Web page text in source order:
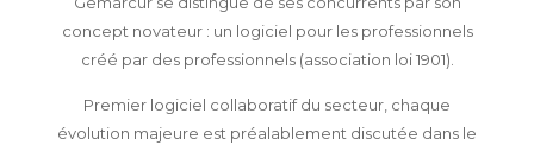
concept novateur : un logiciel pour les professionnels
créé par des professionnels (association loi 1901).
Premier logiciel collaboratif du secteur, chaque
évolution majeure est préalablement discutée dans le